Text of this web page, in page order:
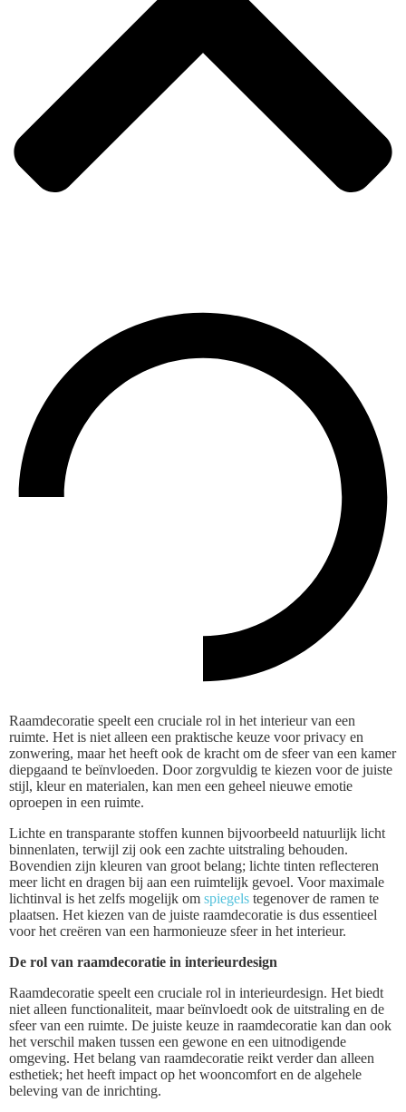
Raamdecoratie speelt een cruciale rol in het interieur van een
ruimte. Het is niet alleen een praktische keuze voor privacy en
zonwering, maar het heeft ook de kracht om de sfeer van een kamer
diepgaand te beïnvloeden. Door zorgvuldig te kiezen voor de juiste
stijl, kleur en materialen, kan men een geheel nieuwe emotie
oproepen in een ruimte.
Lichte en transparante stoffen kunnen bijvoorbeeld natuurlijk licht
binnenlaten, terwijl zij ook een zachte uitstraling behouden.
Bovendien zijn kleuren van groot belang; lichte tinten reflecteren
meer licht en dragen bij aan een ruimtelijk gevoel. Voor maximale
lichtinval is het zelfs mogelijk om spiegels tegenover de ramen te
plaatsen. Het kiezen van de juiste raamdecoratie is dus essentieel
voor het creëren van een harmonieuze sfeer in het interieur.
De rol van raamdecoratie in interieurdesign
Raamdecoratie speelt een cruciale rol in interieurdesign. Het biedt
niet alleen functionaliteit, maar beïnvloedt ook de uitstraling en de
sfeer van een ruimte. De juiste keuze in raamdecoratie kan dan ook
het verschil maken tussen een gewone en een uitnodigende
omgeving. Het belang van raamdecoratie reikt verder dan alleen
esthetiek; het heeft impact op het wooncomfort en de algehele
beleving van de inrichting.